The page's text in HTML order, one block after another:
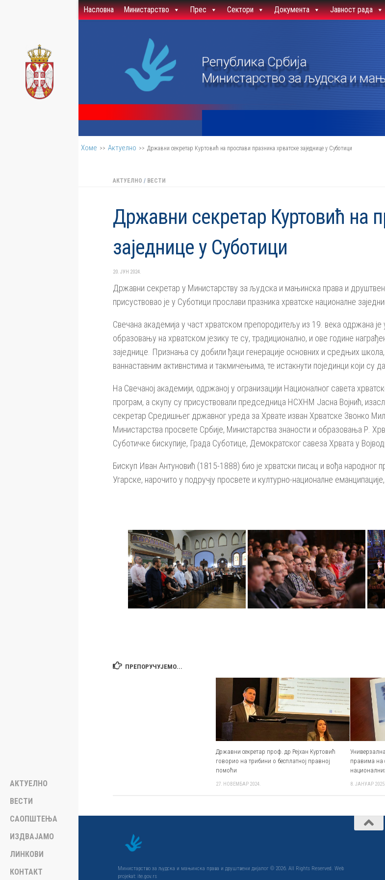
Насловна Прес
Министарство Сектори Документа Јавност рада
Хоме >> Актуелно >> Државни секретар Куртовић на прослави празника хрватске заједнице у Суботици
АКТУЕЛНО / ВЕСТИ
Државни секретар Куртовић на
заједнице у Суботици
20. ЈУН 2024.
Државни секретар у Министарству за људска и мањинска права и
присуствовао је у Суботици прослави празника хрватске националне
Свечана академија у част хрватском препородитељу из 19. века одржана
образовању на хрватском језику те су, традиционално, и ове године
заједнице. Признања су добили ђаци генерације основних и средњих
ваннаставним активнстима и такмичењима, те истакнути појединци који су
На Свечаној академији, одржаној у огранизацији Националног савета
програм, а скупу су присуствовали председница НСХНМ Јасна Војнић,
секретар Средишњег државног уреда за Хрвате изван Хрватске Звонко
Министарства просвете Србије, Министарства знаности и образовања Р.
Суботичке бискупије, Града Суботице, Демократског савеза Хрвата у
Бискуп Иван Антуновић (1815-1888) био је хрватски писац и вођа народног
Угарске, нарочито у подручју просвете и културно-националне
ПРЕПОРУЧУЈЕМО...
Државни секретар проф. др Рејхан Куртовић
говорио на трибини о бесплатној правној
помоћи
27. НОВЕМБАР 2024.
правима на
8. ЈАНУАР 2025.
АКТУЕЛНО
ВЕСТИ
САОПШТЕЊА
ИЗДВАЈАМО
ЛИНКОВИ
КОНТАКТ
Министарство за људска и мањинска права и друштвени дијалог © 2026. All Rights Reserved. Web
projekat: ite.gov.rs